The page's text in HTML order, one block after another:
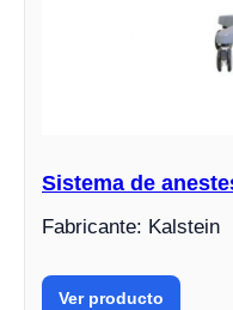
Sistema de
Fabricante: Kalstein
Ver producto